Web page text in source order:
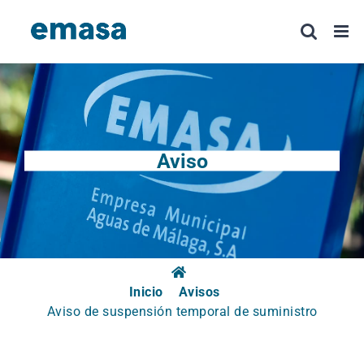
Aviso
Inicio
Avisos
Aviso de suspensión temporal de suministro